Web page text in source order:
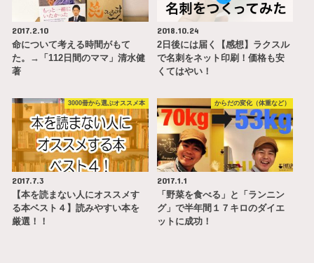
2017.2.10
命について考える時間がもて
た。→「112日間のママ」清水健
著
2018.10.24
2日後には届く【感想】ラクスル
で名刺をネット印刷！価格も安
くてはやい！
3000冊から選ぶオススメ本
2017.7.3
【本を読まない人にオススメす
る本ベスト４】読みやすい本を
厳選！！
からだの変化（体重など）
2017.1.1
「野菜を食べる」と「ランニン
グ」で半年間１７キロのダイエ
ットに成功！